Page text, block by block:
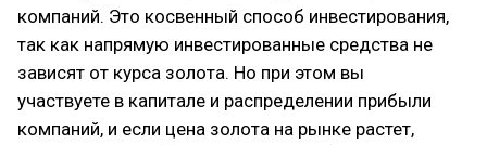
компаний. Это косвенный способ инвестирования,
так как напрямую инвестированные средства не
зависят от курса золота. Но при этом вы
участвуете в капитале и распределении прибыли
компаний, и если цена золота на рынке растет,